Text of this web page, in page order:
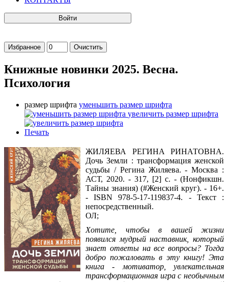
Войти
Избранное Очистить
Книжные новинки 2025. Весна.
Психология
размер шрифта уменьшить размер шрифта
увеличить размер шрифта
Печать
ЖИЛЯЕВА РЕГИНА РИНАТОВНА.
Дочь Земли : трансформация женской
судьбы / Регина Жиляева. - Москва :
АСТ, 2020. - 317, [2] с. - (Нонфикшн.
Тайны знания) (#Женский круг). - 16+.
- ISBN 978-5-17-119837-4. - Текст :
непосредственный.
ОЛ;
Хотите, чтобы в вашей жизни
появился мудрый наставник, который
знает ответы на все вопросы? Тогда
добро пожаловать в эту книгу! Эта
книга - мотиватор, увлекательная
трансформационная игра с необычным